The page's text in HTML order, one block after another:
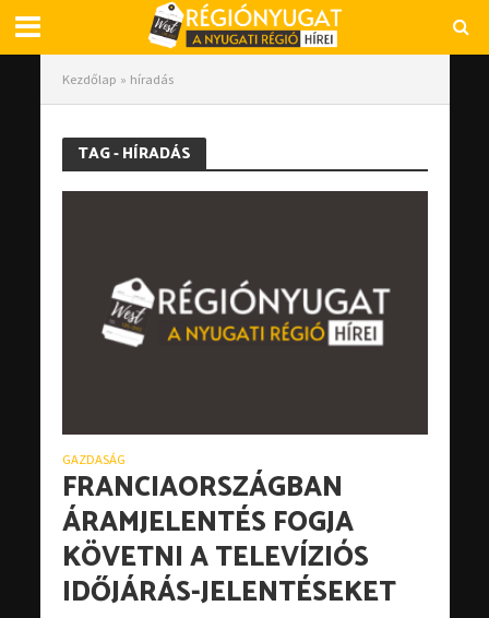
Kezdőlap » híradás
TAG - HÍRADÁS
GAZDASÁG
FRANCIAORSZÁGBAN
ÁRAMJELENTÉS FOGJA
KÖVETNI A TELEVÍZIÓS
IDŐJÁRÁS-JELENTÉSEKET